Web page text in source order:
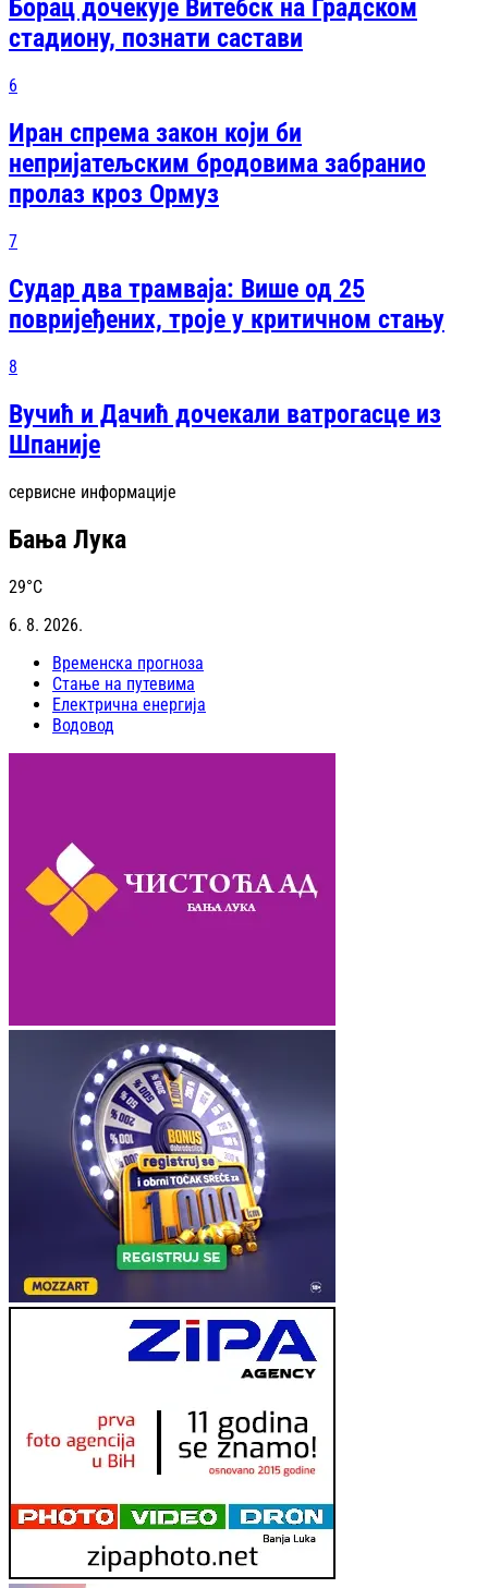
Борац дочекује Витебск на Градском
стадиону, познати састави
6
Иран спрема закон који би
непријатељским бродовима забранио
пролаз кроз Ормуз
7
Судар два трамваја: Више од 25
повријеђених, троје у критичном стању
8
Вучић и Дачић дочекали ватрогасце из
Шпаније
сервисне информације
Бања Лука
29°C
6. 8. 2026.
Временска прогноза
Стање на путевима
Електрична енергија
Водовод